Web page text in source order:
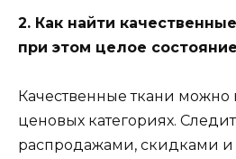
2. Как найти
при этом целое
Качественные ткани можно
ценовых категориях.
распродажами, скидками и